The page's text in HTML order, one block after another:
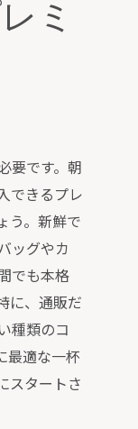
ミ
要です。朝
できるプレ
う。新鮮で
ッグやカ
でも本格
に、通販だ
種類のコ
最適な一杯
スタートさ